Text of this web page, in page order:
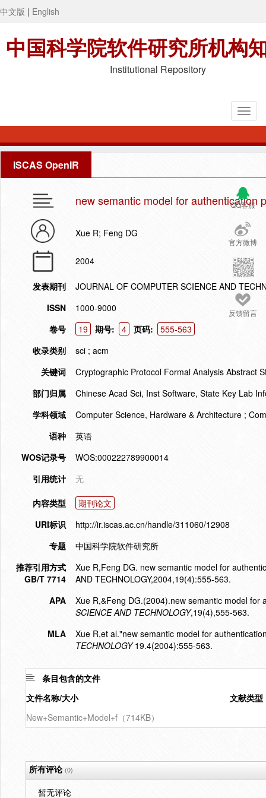
中文版 | English
中国科学院软件研究所机构
Institutional Repository
ISCAS OpenIR
QQ客服
官方微博
反馈留言
new semantic model for authentication
Xue R; Feng DG
2004
发表期刊
JOURNAL OF COMPUTER SCIENCE AND
ISSN
1000-9000
卷号
19 期号: 4 页码:
555-563
收录类别
sci ; acm
关键词
Cryptographic Protocol Formal Analysis Abstract
部门归属
Chinese Acad Sci, Inst Software, State Key Lab
学科领域
Computer Science, Hardware & Architecture ;
语种
英语
WOS记录号
WOS:000222789900014
引用统计
无
内容类型
期刊论文
URI标识
http://ir.iscas.ac.cn/handle/311060/12908
专题
中国科学院软件研究所
推荐引用方式
GB/T 7714
Xue R,Feng DG. new semantic model for
AND TECHNOLOGY,2004,19(4):555-563.
APA
Xue R,&Feng DG.(2004).new semantic model for
SCIENCE AND TECHNOLOGY,19(4),555-563.
MLA
Xue R,et al."new semantic model for
TECHNOLOGY19.4(2004):555-563.
条目包含的文件
文件名称/大小
文献类型
New+Semantic+Model+f（714KB）
所有评论(0)
暂无评论